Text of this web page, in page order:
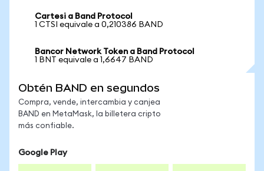
Cartesi a Band Protocol
1 CTSI equivale a 0,210386 BAND
Bancor Network Token a Band Protocol
1 BNT equivale a 1,6647 BAND
Obtén BAND en segundos
Compra, vende, intercambia y canjea
BAND en MetaMask, la billetera cripto
más confiable.
Google Play